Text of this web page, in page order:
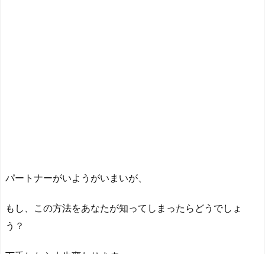
パートナーがいようがいまいが、
もし、この方法をあなたが知ってしまったらどうでしょ
う？